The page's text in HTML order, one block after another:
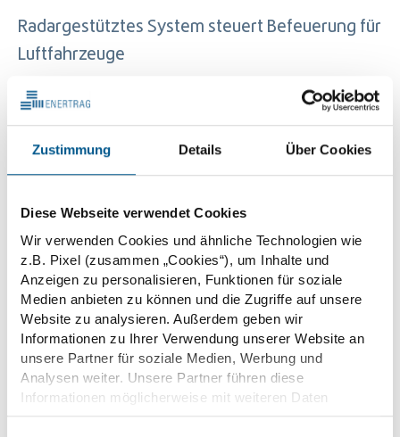
Zustimmung Details Über Cookies
Diese Webseite verwendet Cookies
Wir verwenden Cookies und ähnliche Technologien wie
z.B. Pixel (zusammen „Cookies“), um Inhalte und
Anzeigen zu personalisieren, Funktionen für soziale
Medien anbieten zu können und die Zugriffe auf unsere
Website zu analysieren. Außerdem geben wir
Informationen zu Ihrer Verwendung unserer Website an
unsere Partner für soziale Medien, Werbung und
Analysen weiter. Unsere Partner führen diese
Informationen möglicherweise mit weiteren Daten
zusammen, die Sie ihnen bereitgestellt haben oder die
Radargestütztes System steuert Befeuerung für
Luftfahrzeuge
wird schon seit Jahren von Bürgern gewünscht.
Deswegen sind wir besonders froh, sie jetzt in
merklich, wenn die Warnleuchten nachts nicht
mehr blinken«, erklärt Thomas
Herrholz.»airspex« wurde von ENERTRAG
gemeinsam mit Airbus Defence &amp; Space,
der Verteidigungs- und Sicherheitsdivision des
Luft- und Raumfahrtkonzerns Airbus, entwickelt